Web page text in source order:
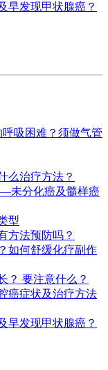
早发现甲状腺癌？
吸困难？须做气管
么治疗方法？
未分化癌及髓样癌
型
方法预防吗？
如何舒缓化疗副作
？ 要注意什么？
癌症状及治疗方法
早发现甲状腺癌？